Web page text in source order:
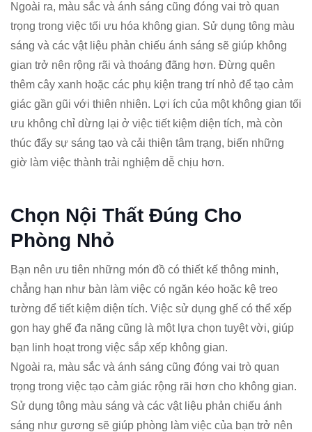
Ngoài ra, màu sắc và ánh sáng cũng đóng vai trò quan
trọng trong việc tối ưu hóa không gian. Sử dụng tông màu
sáng và các vật liệu phản chiếu ánh sáng sẽ giúp không
gian trở nên rộng rãi và thoáng đãng hơn. Đừng quên
thêm cây xanh hoặc các phụ kiện trang trí nhỏ để tạo cảm
giác gần gũi với thiên nhiên. Lợi ích của một không gian tối
ưu không chỉ dừng lại ở việc tiết kiệm diện tích, mà còn
thúc đẩy sự sáng tạo và cải thiện tâm trạng, biến những
giờ làm việc thành trải nghiệm dễ chịu hơn.
Chọn Nội Thất Đúng Cho
Phòng Nhỏ
Bạn nên ưu tiên những món đồ có thiết kế thông minh,
chẳng hạn như bàn làm việc có ngăn kéo hoặc kệ treo
tường để tiết kiệm diện tích. Việc sử dụng ghế có thể xếp
gọn hay ghế đa năng cũng là một lựa chọn tuyệt vời, giúp
bạn linh hoạt trong việc sắp xếp không gian.
Ngoài ra, màu sắc và ánh sáng cũng đóng vai trò quan
trọng trong việc tạo cảm giác rộng rãi hơn cho không gian.
Sử dụng tông màu sáng và các vật liệu phản chiếu ánh
sáng như gương sẽ giúp phòng làm việc của bạn trở nên